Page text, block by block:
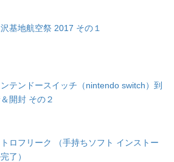
基地航空祭 2017 その１
テンドースイッチ（nintendo switch）到
開封 その２
トロフリーク （手持ちソフト インストー
了）